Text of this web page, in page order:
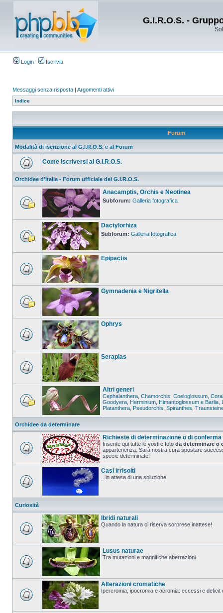
G.I.R.O.S. -
Login Iscriviti
Messaggi senza risposta | Argomenti attivi
Indice
Forum
Modalità di iscrizione al G.I.R.O.S. e al Forum
Come iscriversi al G.I.R.O.S.
Orchidee d'Italia - Forum ufficiale del G.I.R.O.S.
Anacamptis, Orchis e Neotinea
Subforum: Galleria fotografica
Dactylorhiza
Subforum: Galleria fotografica
Epipactis
Gymnadenia e Nigritella
Ophrys
Serapias
Altri generi
Cephalanthera Chamorchis Coeloglossum
Goodyera Herminium Himantoglossum e Barlia
Platanthera Pseudorchis Spiranthes
Orchidee da determinare
Richieste di determinazione o di conferma
Inserite qui tutte le vostre foto da determinare o
appartenenza. Sarà nostra cura spostare
specie determinate.
Casi irrisolti
...in attesa di una soluzione
Curiosità
Ibridi naturali
Quando la natura ci riserva sorprese inattese!
Lusus naturae
Tra mutazioni e magnifiche aberrazioni
Alterazioni cromatiche
Ipercromia, ipocromia e acromia: eccessi e deficit